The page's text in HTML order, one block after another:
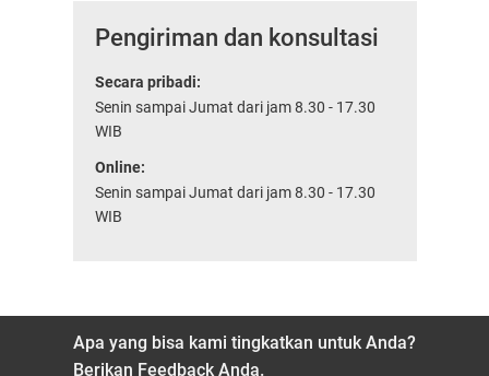
Pengiriman dan konsultasi
Secara pribadi:
Senin sampai Jumat dari jam 8.30 - 17.30
WIB
Online:
Senin sampai Jumat dari jam 8.30 - 17.30
WIB
Apa yang bisa kami tingkatkan untuk Anda?
Berikan Feedback Anda.